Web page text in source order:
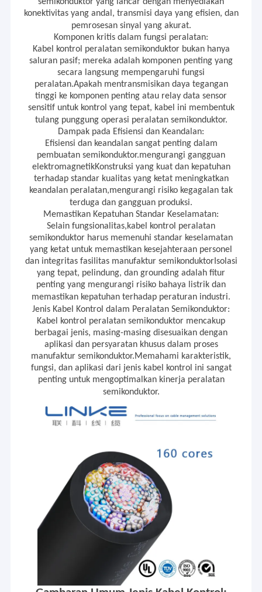
Rumah
semikonduktor yang lancar dengan menyediakan
konektivitas yang andal, transmisi daya yang efisien, dan
pemrosesan sinyal yang akurat.
Komponen kritis dalam fungsi peralatan:
Kabel kontrol peralatan semikonduktor bukan hanya
saluran pasif; mereka adalah komponen penting yang
secara langsung mempengaruhi fungsi
peralatan.Apakah mentransmisikan daya tegangan
tinggi ke komponen penting atau relay data sensor
sensitif untuk kontrol yang tepat, kabel ini membentuk
tulang punggung operasi peralatan semikonduktor.
Dampak pada Efisiensi dan Keandalan:
Efisiensi dan keandalan sangat penting dalam
pembuatan semikonduktor.mengurangi gangguan
elektromagnetikKonstruksi yang kuat dan kepatuhan
terhadap standar kualitas yang ketat meningkatkan
keandalan peralatan,mengurangi risiko kegagalan tak
terduga dan gangguan produksi.
Memastikan Kepatuhan Standar Keselamatan:
Selain fungsionalitas,kabel kontrol peralatan
semikonduktor harus memenuhi standar keselamatan
yang ketat untuk memastikan kesejahteraan personel
dan integritas fasilitas manufaktur semikonduktorIsolasi
yang tepat, pelindung, dan grounding adalah fitur
penting yang mengurangi risiko bahaya listrik dan
memastikan kepatuhan terhadap peraturan industri.
Jenis Kabel Kontrol dalam Peralatan Semikonduktor:
Kabel kontrol peralatan semikonduktor mencakup
berbagai jenis, masing-masing disesuaikan dengan
aplikasi dan persyaratan khusus dalam proses
manufaktur semikonduktor.Memahami karakteristik,
fungsi, dan aplikasi dari jenis kabel kontrol ini sangat
penting untuk mengoptimalkan kinerja peralatan
semikonduktor.
Berkonsentrasi pada R&D dan
menyediakan solusi profesional untuk
Kabel&Kawat, terutama untuk pelanggan
industri yang berbeda.